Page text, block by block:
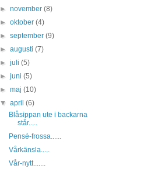
►november(8)
►oktober(4)
►september(9)
►augusti(7)
►juli(5)
►juni(5)
►maj(10)
▼april(6)
Blåsippan ute i backarna
står.....
Pensé-frossa......
Vårkänsla.....
Vår-nytt.......